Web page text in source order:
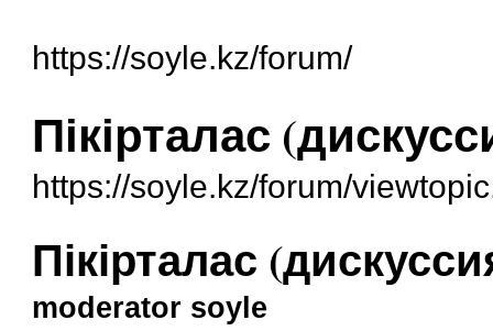
https://soyle.kz/forum/
Пікірталас
https://soyle.kz/forum/
Пікірталас
moderator soyle